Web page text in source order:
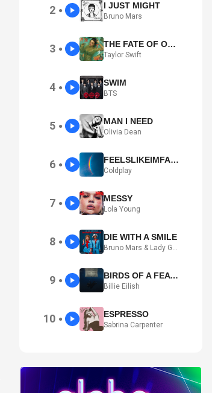
2 ● I JUST MIGHT
Bruno Mars
3 ● THE FATE OF OPHELIA
Taylor Swift
4 ● SWIM
BTS
5 ● MAN I NEED
Olivia Dean
6 ● FEELSLIKEIMFALLINGINLOVE
Coldplay
7 ● MESSY
Lola Young
8 ● DIE WITH A SMILE
Bruno Mars & Lady Gaga
9 ● BIRDS OF A FEATHER
Billie Eilish
10 ● ESPRESSO
Sabrina Carpenter